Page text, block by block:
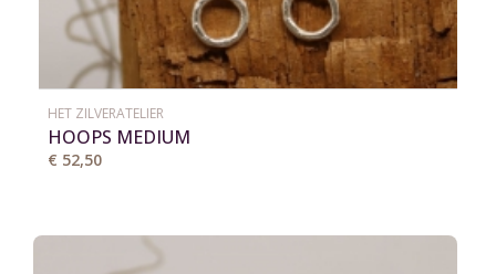
HET ZILVERATELIER
HOOPS MEDIUM
€ 52,50